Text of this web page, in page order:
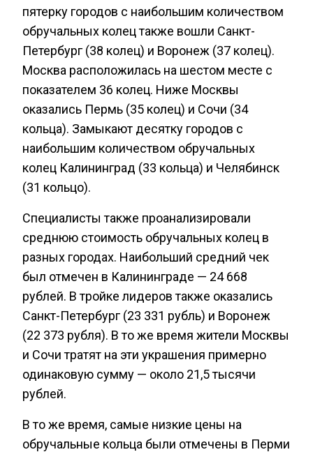
пятерку городов с наибольшим количеством
обручальных колец также вошли Санкт-
Петербург (38 колец) и Воронеж (37 колец).
Москва расположилась на шестом месте с
показателем 36 колец. Ниже Москвы
оказались Пермь (35 колец) и Сочи (34
кольца). Замыкают десятку городов с
наибольшим количеством обручальных
колец Калининград (33 кольца) и Челябинск
(31 кольцо).
Специалисты также проанализировали
среднюю стоимость обручальных колец в
разных городах. Наибольший средний чек
был отмечен в Калининграде — 24 668
рублей. В тройке лидеров также оказались
Санкт-Петербург (23 331 рубль) и Воронеж
(22 373 рубля). В то же время жители Москвы
и Сочи тратят на эти украшения примерно
одинаковую сумму — около 21,5 тысячи
рублей.
В то же время, самые низкие цены на
обручальные кольца были отмечены в Перми